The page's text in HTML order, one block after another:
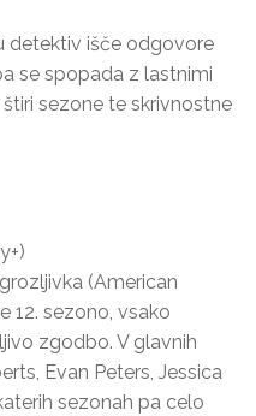
detektiv išče odgovore
se spopada z lastnimi
sezone te skrivnostne
(American
12. sezono, vsako
zgodbo. V glavnih
Evan Peters, Jessica
sezonah pa celo